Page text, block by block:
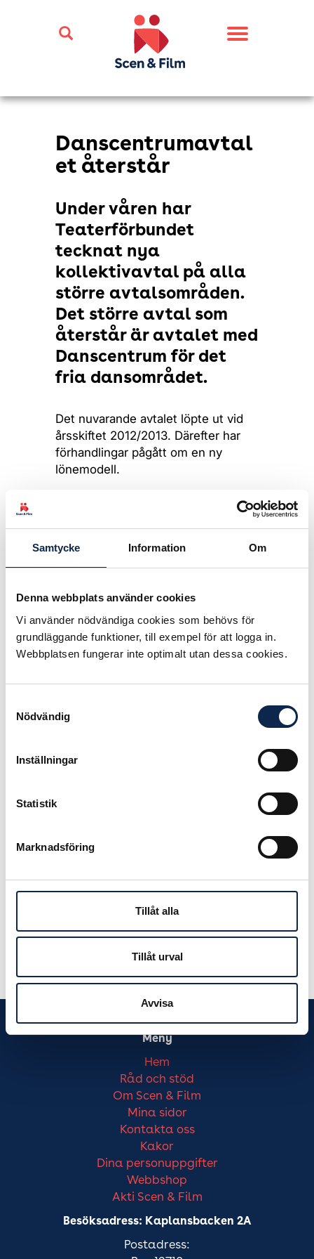
Samtycke Information Om
Denna webbplats använder cookies
Vi använder nödvändiga cookies som behövs för
grundläggande funktioner, till exempel för att logga in.
Webbplatsen fungerar inte optimalt utan dessa cookies.
Nödvändig
Inställningar
Statistik
Marknadsföring
Tillåt alla
Tillåt urval
Avvisa
Toggle
Danscentrumavtal
et återstår
Under våren har
Teaterförbundet
tecknat nya
kollektivavtal på alla
större avtalsområden.
Det större avtal som
återstår är avtalet med
Danscentrum för det
fria dansområdet.
Det nuvarande avtalet löpte ut vid
årsskiftet 2012/2013. Därefter har
förhandlingar pågått om en ny
lönemodell.
Eftersom det varit svårt att komma
slutbud som enbart gällde lönedelen
i avtalet, för att medlemmarna inte
löneuppräkningar. Detta lönebud
ligger på samma nivå som avtalen
på andra delar arbetsmarknaden och
som också legat till grund för
Scenkonst och Teatercentrum.
Om detta inte visar sig framkomligt
få ett nytt löneavtal.
Publicerad:
Meny
Hem
Råd och stöd
Om Scen & Film
Mina sidor
Kontakta oss
Kakor
Dina personuppgifter
Webbshop
Akti Scen & Film
Besöksadress: Kaplansbacken 2A
Postadress: